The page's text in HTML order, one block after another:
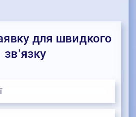
для швидкого
зв’язку